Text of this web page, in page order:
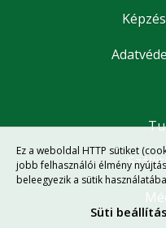
Ez a weboldal HTTP sütiket
jobb felhasználói élmény
beleegyezik a sütik
Süti